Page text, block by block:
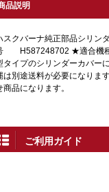
品説明
クバーナ純正部品シリン
H587248702 ★適合機
タイプのシリンダーカバー
は別途送料が必要になりま
商品になります。
ご利用ガイド